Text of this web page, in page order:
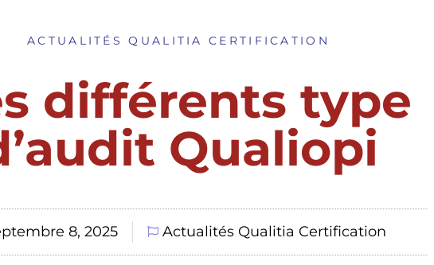
ACTUALITÉS QUALITIA CERTIFICATION
différents type
Qualiopi
8, 2025 Actualités Qualitia Certification